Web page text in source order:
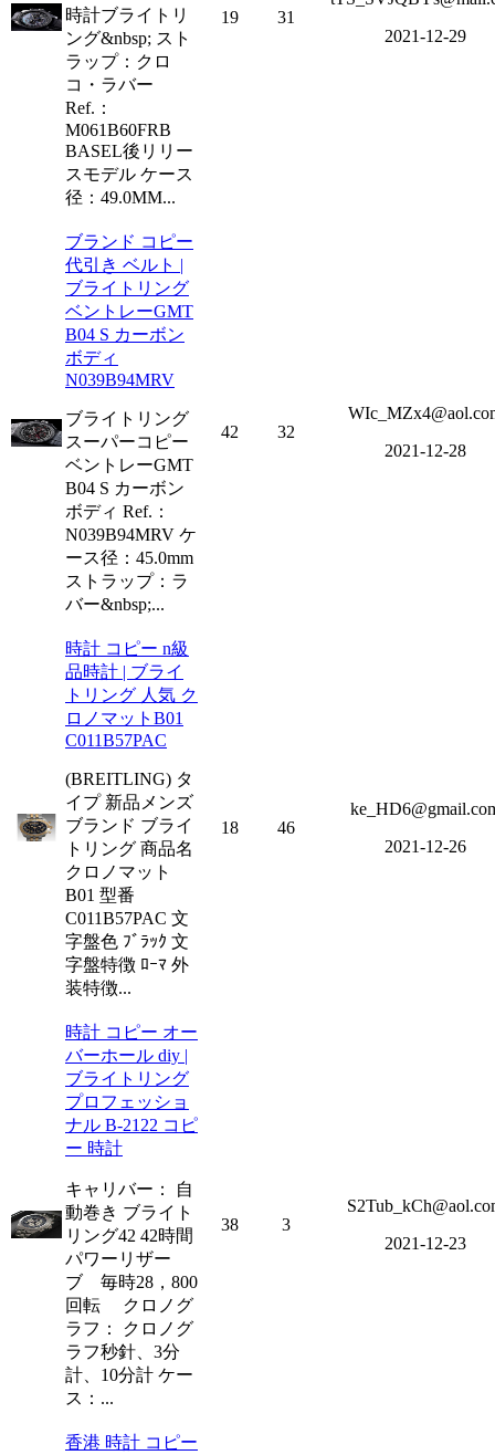
時計ブライトリ
ング&nbsp; スト
ラップ：クロ
コ・ラバー
Ref.：
M061B60FRB
BASEL後リリー
スモデル ケース
径：49.0MM...
19 31
2021-12-29
ブランド コピー
代引き ベルト |
ブライトリング
ベントレーGMT
B04 S カーボン
ボディ
N039B94MRV
ブライトリング
スーパーコピー
ベントレーGMT
B04 S カーボン
ボディ Ref.：
N039B94MRV ケ
ース径：45.0mm
ストラップ：ラ
バー&nbsp;...
42 32
2021-12-28
時計 コピー n級
品時計 | ブライ
トリング 人気 ク
ロノマットB01
C011B57PAC
(BREITLING) タ
イプ 新品メンズ
ブランド ブライ
トリング 商品名
クロノマット
B01 型番
C011B57PAC 文
字盤色 ﾌﾞﾗｯｸ 文
字盤特徴 ﾛｰﾏ 外
装特徴...
18 46
2021-12-26
時計 コピー オー
バーホール diy |
ブライトリング
プロフェッショ
ナル B-2122 コピ
ー 時計
キャリバー： 自
動巻き ブライト
リング42 42時間
パワーリザー
ブ 毎時28，800
回転 クロノグ
ラフ： クロノグ
ラフ秒針、3分
計、10分計 ケー
ス：...
38 3
2021-12-23
香港 時計 コピー